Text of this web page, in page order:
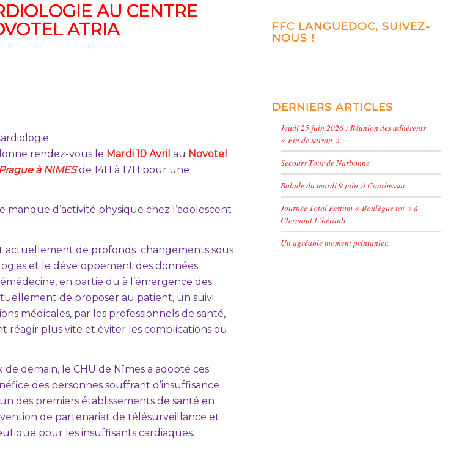
AU CENTRE
ATRIA
rendez-vous le Mardi 10 Avril au Novotel
à NIMESde 14H à 17H pour une
manque d’activité physique chez l’adolescent
actuellement de profonds changements sous
et le développement des données
en partie du à l’émergence des
de proposer au patient, un suivi
médicales, par les professionnels de santé,
réagir plus vite et éviter les complications ou
demain, le CHU de Nîmes a adopté ces
des personnes souffrant d’insuffisance
des premiers établissements de santé en
de partenariat de télésurveillance et
pour les insuffisants cardiaques.
FFC LANGUEDOC, SUIVEZ-
NOUS !
DERNIERS ARTICLES
Jeudi 25 juin 2026 : Réunion des adhérents
« Fin de saison »
Secours Tour de Narbonne
Balade du mardi 9 juin à Courbessac
Journée Total Festum « Boulègue toi » à
Clermont L’hérault
Un agréable moment printanier.